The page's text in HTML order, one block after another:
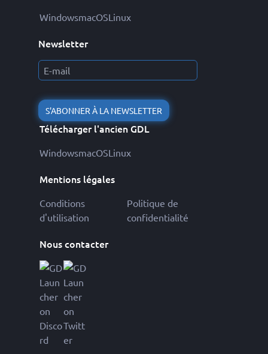
WindowsmacOSLinux
Newsletter
S'ABONNER À LA NEWSLETTER
Télécharger l'ancien GDL
WindowsmacOSLinux
Mentions légales
Conditions
d'utilisation
Politique de
confidentialité
Nous contacter